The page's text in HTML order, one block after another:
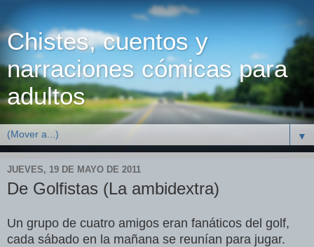
Chistes, cuentos y
narraciones cómicas para
adultos
▼
JUEVES, 19 DE MAYO DE 2011
De Golfistas (La ambidextra)
Un grupo de cuatro amigos eran fanáticos del golf,
cada sábado en la mañana se reunían para jugar.